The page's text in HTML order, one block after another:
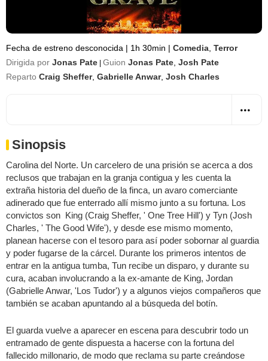
Fecha de estreno desconocida | 1h 30min | Comedia Terror
Dirigida por Jonas Pate Guion Jonas Pate Josh Pate
Reparto Craig Sheffer, Gabrielle Anwar, Josh Charles
Sinopsis
Carolina del Norte. Un carcelero de una prisión se acerca a dos
reclusos que trabajan en la granja contigua y les cuenta la
extraña historia del dueño de la finca, un avaro comerciante
adinerado que fue enterrado allí mismo junto a su fortuna. Los
convictos son King (Craig Sheffer, ' One Tree Hill') y Tyn (Josh
Charles, ' The Good Wife'), y desde ese mismo momento,
planean hacerse con el tesoro para así poder sobornar al guardia
y poder fugarse de la cárcel. Durante los primeros intentos de
entrar en la antigua tumba, Tun recibe un disparo, y durante su
cura, acaban involucrando a la ex-amante de King, Jordan
(Gabrielle Anwar, 'Los Tudor') y a algunos viejos compañeros que
también se acaban apuntando al a búsqueda del botín.
El guarda vuelve a aparecer en escena para descubrir todo un
entramado de gente dispuesta a hacerse con la fortuna del
fallecido millonario, de modo que reclama su parte creándose